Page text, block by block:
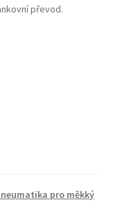
převod.
pro měkký